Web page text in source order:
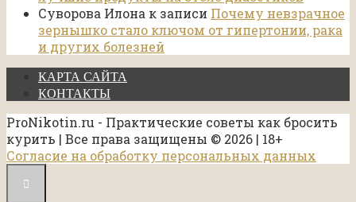
Суворова Илона к записи Почему невзрачное
зернышко стало ключом от гипертонии, рака
и других болезней
КАРТА САЙТА
КОНТАКТЫ
ProNikotin.ru - Практические советы как бросить
курить | Все права защищены © 2026 | 18+
Согласие на обработку персональных данных